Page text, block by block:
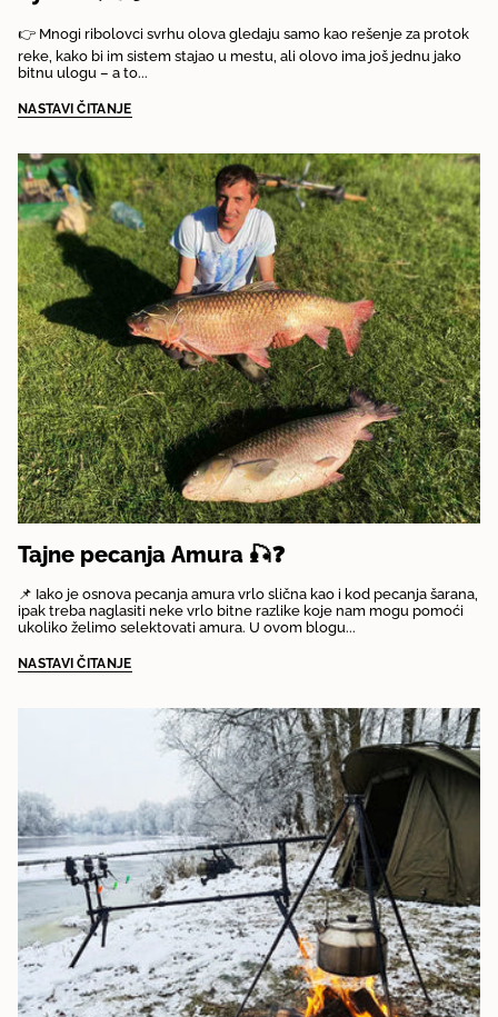
👉 Mnogi ribolovci svrhu olova gledaju samo kao rešenje za protok
reke, kako bi im sistem stajao u mestu, ali olovo ima još jednu jako
bitnu ulogu – a to...
NASTAVI ČITANJE
Tajne pecanja Amura 🎣❓
📌 Iako je osnova pecanja amura vrlo slična kao i kod pecanja šarana,
ipak treba naglasiti neke vrlo bitne razlike koje nam mogu pomoći
ukoliko želimo selektovati amura. U ovom blogu...
NASTAVI ČITANJE